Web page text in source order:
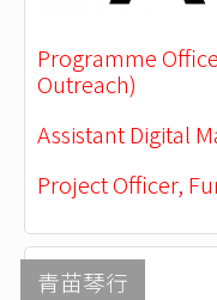
Programme
Outreach)
Assistant Digital
Project Officer,
青苗琴行